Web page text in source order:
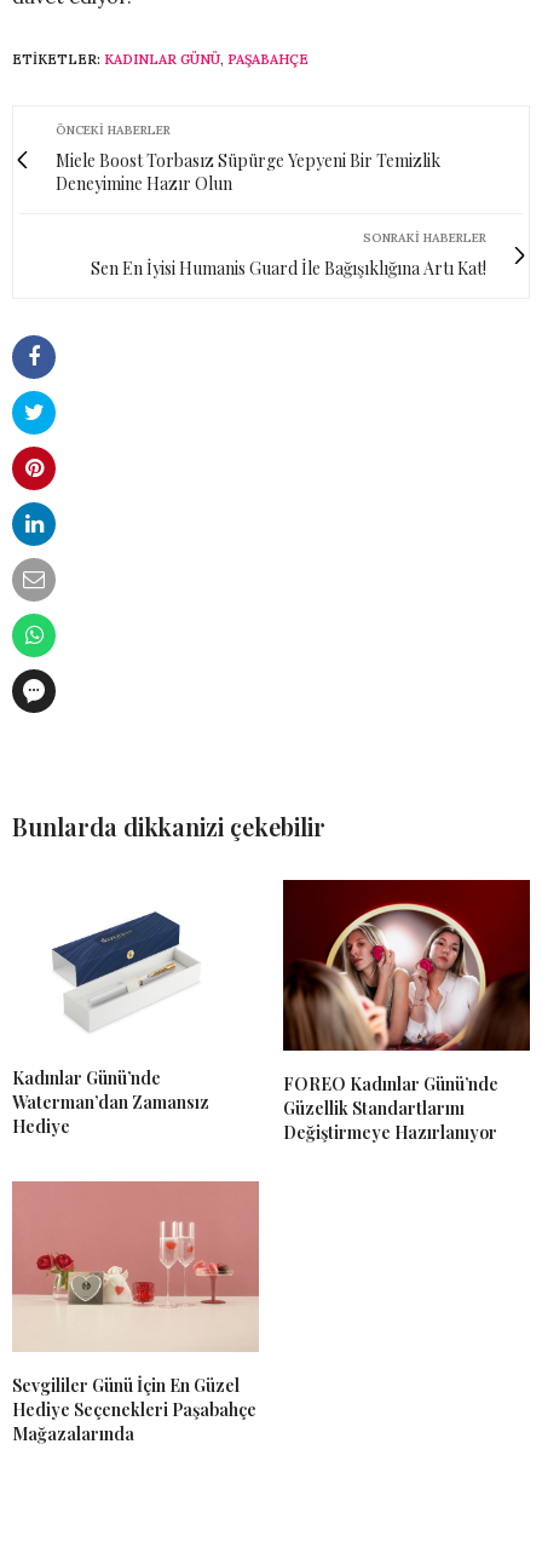
ETIKETLER: KADINLAR GÜNÜ, PAŞABAHÇE
ÖNCEKI HABERLER
Miele Boost Torbasız Süpürge Yepyeni Bir Temizlik
Deneyimine Hazır Olun
SONRAKI HABERLER
Sen En İyisi Humanis Guard İle Bağışıklığına Artı Kat!
Bunlarda dikkanizi çekebilir
Kadınlar Günü’nde
Waterman’dan Zamansız
Hediye
FOREO Kadınlar Günü’nde
Güzellik Standartlarını
Değiştirmeye Hazırlanıyor
Sevgililer Günü İçin En Güzel
Hediye Seçenekleri Paşabahçe
Mağazalarında